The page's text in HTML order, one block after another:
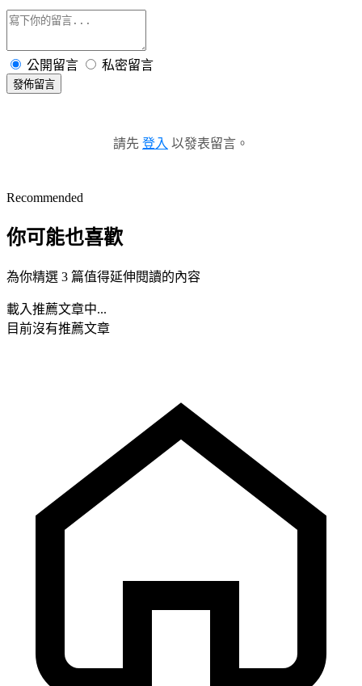
公開留言 私密留言
發佈留言
請先 登入 以發表留言。
Recommended
你可能也喜歡
為你精選 3 篇值得延伸閱讀的內容
載入推薦文章中...
目前沒有推薦文章